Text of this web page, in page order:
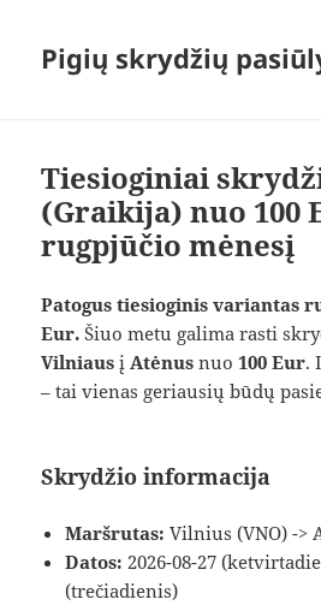
Pigių skrydžių
Tiesioginiai
(Graikija) nuo 100
rugpjūčio mėnesį
Patogus tiesioginis variantas
Eur. Šiuo metu galima rasti
Vilniaus į Atėnus nuo100 Eur.
– tai vienas geriausių būdų
Skrydžio informacija
Maršrutas: Vilnius (VNO) ->
Datos: 2026-08-27
(trečiadienis)